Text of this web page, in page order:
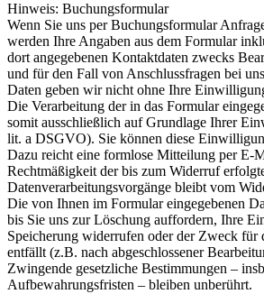
Hinweis: Buchungsformular
Wenn Sie uns per Buchungsformular
werden Ihre Angaben aus dem Formular
dort angegebenen Kontaktdaten zwecks
und für den Fall von Anschlussfragen bei
Daten geben wir nicht ohne Ihre
Die Verarbeitung der in das Formular
somit ausschließlich auf Grundlage Ihrer
lit. a DSGVO). Sie können diese
Dazu reicht eine formlose Mitteilung per E-
Rechtmäßigkeit der bis zum Widerruf
Datenverarbeitungsvorgänge bleibt vom
Die von Ihnen im Formular eingegebenen
bis Sie uns zur Löschung auffordern, Ihre
Speicherung widerrufen oder der Zweck für
entfällt (z.B. nach abgeschlossener
Zwingende gesetzliche Bestimmungen –
Aufbewahrungsfristen – bleiben unberührt.